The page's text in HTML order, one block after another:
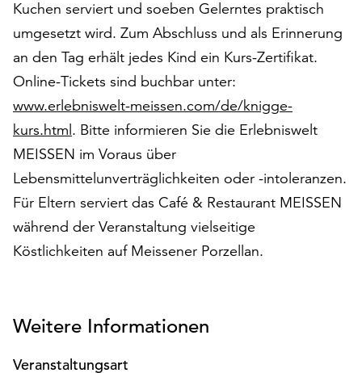
können
Ihr
Einverständnis
jederzeit
ändern
und
widerrufen.
Dafür
steht
Ihnen
am
Ende
der
Seite
Einstellungen“
Verfügung.
Kuchen serviert und soeben Gelerntes praktisch
umgesetzt wird. Zum Abschluss und als Erinnerung
an den Tag erhält jedes Kind ein Kurs-Zertifikat.
Online-Tickets sind buchbar unter:
www.erlebniswelt-meissen.com/de/knigge-
kurs.html. Bitte informieren Sie die Erlebniswelt
MEISSEN im Voraus über
Lebensmittelunverträglichkeiten oder -intoleranzen.
Für Eltern serviert das Café & Restaurant MEISSEN
während der Veranstaltung vielseitige
Köstlichkeiten auf Meissener Porzellan.
Weitere Informationen
Veranstaltungsart